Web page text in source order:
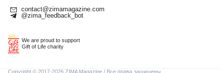
contact@zimamagazine.com
@zima_feedback_bot
We are proud to support
Gift of Life charity
Copyright © 2017-2026 ZIMA Magazine / Все права защищены